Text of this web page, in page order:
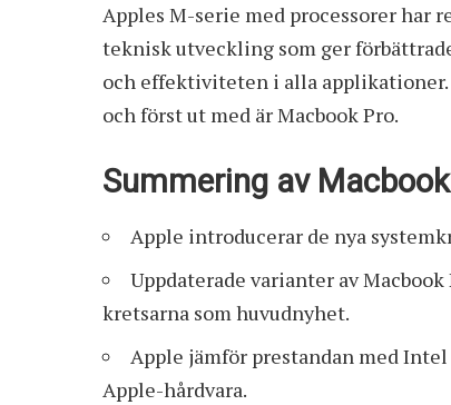
Apples M-serie med processorer har
teknisk utveckling som ger
och effektiviteten i alla
och först ut med är Macbook Pro.
Summering av
Apple introducerar de nya
Uppdaterade varianter av
kretsarna som huvudnyhet.
Apple jämför prestandan med
Apple-hårdvara.